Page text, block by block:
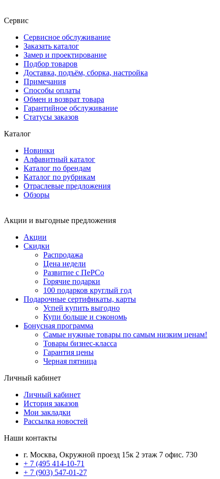
Сервис
Сервисное обслуживание
Заказать каталог
Замер и проектирование
Подбор товаров
Доставка, подъём, сборка, настройка
Примечания
Способы оплаты
Обмен и возврат товара
Гарантийное обслуживание
Статусы заказов
Каталог
Новинки
Алфавитный каталог
Каталог по брендам
Каталог по рубрикам
Отраслевые предложения
Обзоры
Акции и выгодные предложения
Акции
Скидки
Распродажа
Цена недели
Развитие с ПеРСо
Горячие подарки
100 подарков круглый год
Подарочные сертификаты, карты
Успей купить выгодно
Купи больше и сэкономь
Бонусная программа
Самые нужные товары по самым низким ценам!
Товары бизнес-класса
Гарантия цены
Черная пятница
Личный кабинет
Личный кабинет
История заказов
Мои закладки
Рассылка новостей
Наши контакты
г. Москва, Окружной проезд 15к 2 этаж 7 офис. 730
+ 7 (495 414-10-71
+ 7 (903) 547-01-27